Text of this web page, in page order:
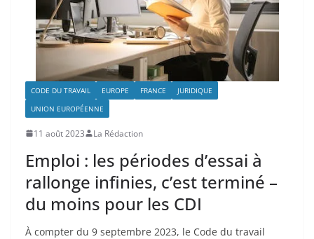
CODE DU TRAVAIL EUROPE FRANCE
JURIDIQUE
UNION EUROPÉENNE
11 août 2023 La Rédaction
Emploi : les périodes d’essai à
rallonge infinies, c’est terminé –
du moins pour les CDI
À compter du 9 septembre 2023, le Code du travail